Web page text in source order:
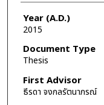
Year (A.D.)
2015
Document Type
Thesis
First Advisor
ธีรดา จงกลรัตนาภรณ์